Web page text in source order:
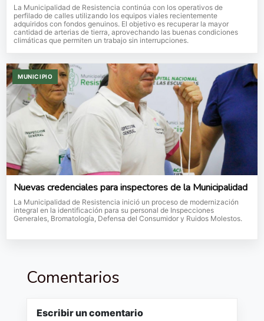
La Municipalidad de Resistencia continúa con los operativos de
perfilado de calles utilizando los equipos viales recientemente
adquiridos con fondos genuinos. El objetivo es recuperar la mayor
cantidad de arterias de tierra, aprovechando las buenas condiciones
climáticas que permiten un trabajo sin interrupciones.
MUNICIPIO
Nuevas credenciales para inspectores de la Municipalidad
La Municipalidad de Resistencia inició un proceso de modernización
integral en la identificación para su personal de Inspecciones
Generales, Bromatología, Defensa del Consumidor y Ruidos Molestos.
Comentarios
Escribir un comentario